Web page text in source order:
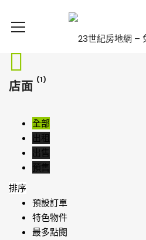
店面 (1)
全部
出租
出售
預售
排序
預設訂單
特色物件
最多點閱